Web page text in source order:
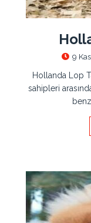
9
Hollanda Lop
sahipleri